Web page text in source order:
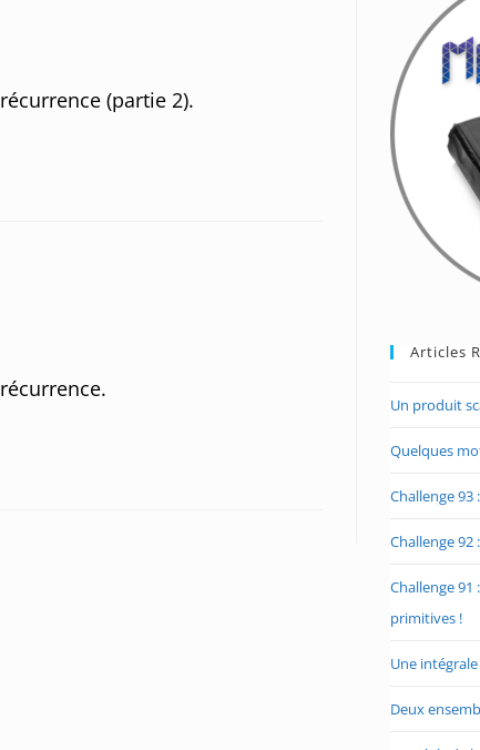
(partie 2).
Articles
Un produit
Quelques
Challenge 93
Challenge 92
Challenge 91
primitives !
Une
Deux